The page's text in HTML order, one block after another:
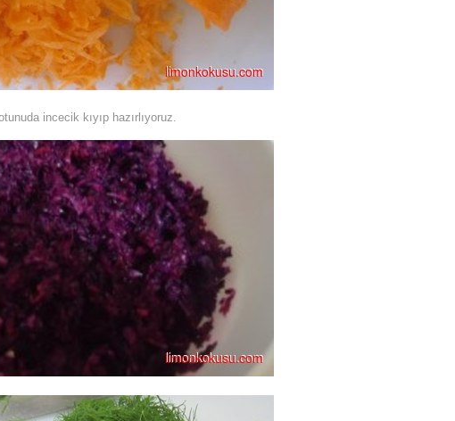
incecik kıyıp hazırlıyoruz.